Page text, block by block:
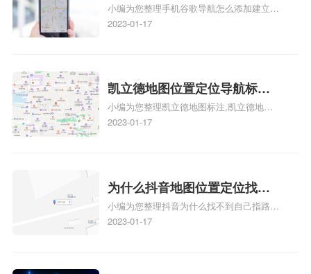
添加谷歌地图导航位置？
小编为您整理手机谷歌导航怎么添加建立多
人位置、如何在地图，谷歌地图添加公司位
2023-01-17
凯立德地图位置定位导航标
注？凯立德地图位置定位,导航,
标注？
小编为您整理凯立德地图标注,凯立德地图
标注怎么做啊、凯立德地图标注,凯立德地
相关地图标注知识，详情可查看下方正文！
2023-01-17
为什么抖音地图位置定位找不
到了？抖音为什么找不到当前
定位了？
小编为您整理抖音为什么找不到自己指路人
地图标注服务中心铺的位置、地图位置更新
2023-01-17